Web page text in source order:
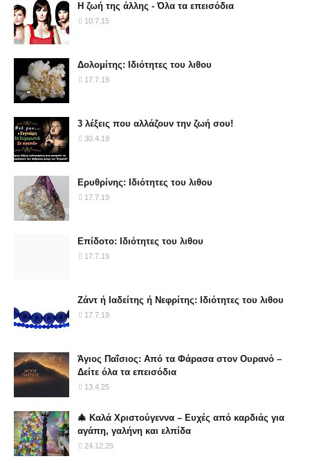
Η ζωή της άλλης - Όλα τα επεισόδια
10.7.15
Δολομίτης: Ιδιότητες του λιθου
17.7.19
3 λέξεις που αλλάζουν την ζωή σου!
30.4.19
Ερυθρίνης: Ιδιότητες του λιθου
17.7.19
Επίδοτο: Ιδιότητες του λιθου
17.7.19
Ζάντ ή Ιαδείτης ή Νεφρίτης: Ιδιότητες του λιθου
17.7.19
Άγιος Παΐσιος: Από τα Φάρασα στον Ουρανό –
Δείτε όλα τα επεισόδια
13.4.25
🎄 Καλά Χριστούγεννα – Ευχές από καρδιάς για
αγάπη, γαλήνη και ελπίδα
24.12.25